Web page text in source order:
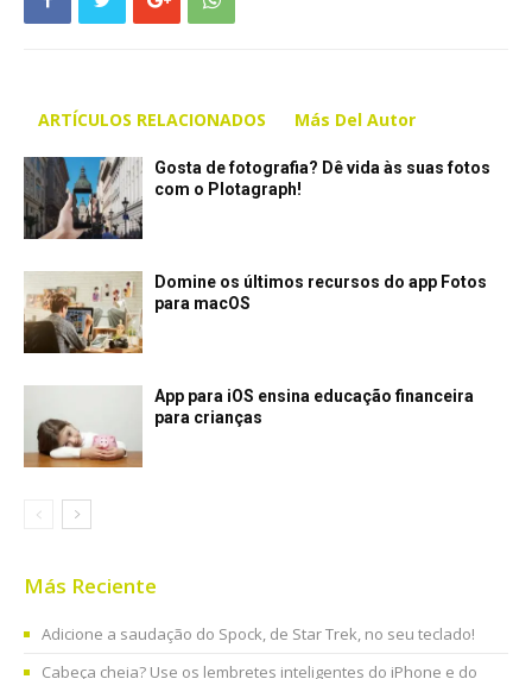
ARTÍCULOS RELACIONADOS Más Del Autor
Gosta de fotografia? Dê vida às suas fotos
com o Plotagraph!
Domine os últimos recursos do app Fotos
para macOS
App para iOS ensina educação financeira
para crianças
Más Reciente
Adicione a saudação do Spock, de Star Trek, no seu teclado!
Cabeça cheia? Use os lembretes inteligentes do iPhone e do